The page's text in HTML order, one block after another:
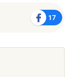
17